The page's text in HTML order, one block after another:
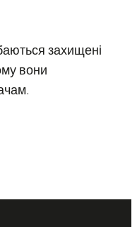
захищені
вони